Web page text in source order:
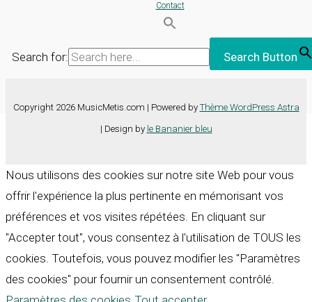
Contact
Search for: Search Button
Copyright 2026 MusicMetis.com | Powered by Thème WordPress Astra
| Design by le Bananier bleu
Nous utilisons des cookies sur notre site Web pour vous
offrir l'expérience la plus pertinente en mémorisant vos
préférences et vos visites répétées. En cliquant sur
"Accepter tout", vous consentez à l'utilisation de TOUS les
cookies. Toutefois, vous pouvez modifier les "Paramètres
des cookies" pour fournir un consentement contrôlé.